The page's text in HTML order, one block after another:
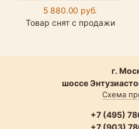
5 880.00 руб.
Товар снят с продажи
г.
шоссе
Схема
+7 (495)
+7 (903)